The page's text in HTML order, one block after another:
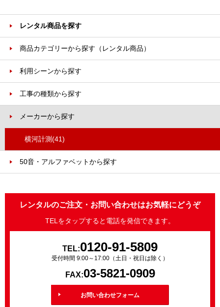
レンタル商品を探す
商品カテゴリーから探す（レンタル商品）
利用シーンから探す
工事の種類から探す
メーカーから探す
横河計測(41)
50音・アルファベットから探す
レンタルのご注文・お問い合わせはお気軽にどうぞ
TELをタップすると電話を発信できます。
TEL:0120-91-5809
受付時間 9:00～17:00（土日・祝日は除く）
FAX:03-5821-0909
お問い合わせフォーム